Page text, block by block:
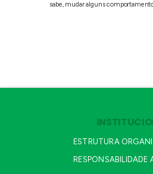
sabe, mudar alguns
ESTRUTURA
RESPONSABILIDADE